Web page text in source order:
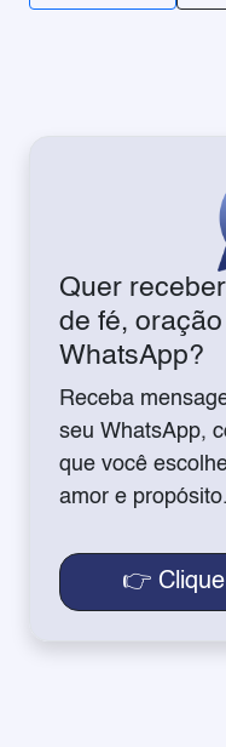
Quer
de fé,
WhatsApp?
Receba
seu WhatsApp,
que você
amor e propósito.
👉